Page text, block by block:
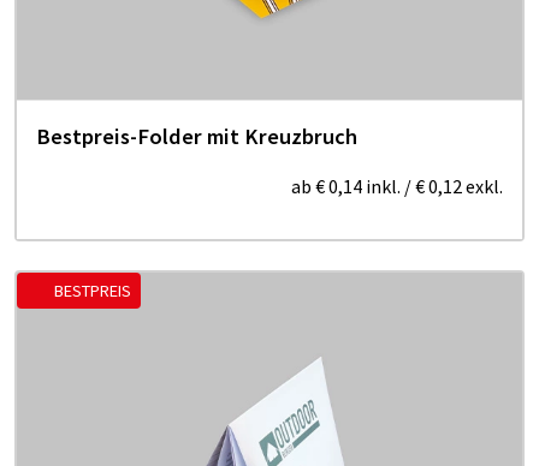
Bestpreis-Folder mit Kreuzbruch
ab € 0,14 inkl. /€ 0,12exkl.
BESTPREIS